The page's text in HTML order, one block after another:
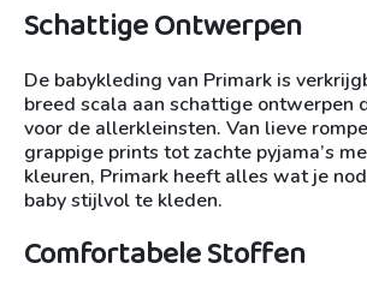
Schattige Ontwerpen
De babykleding van Primark is
breed scala aan schattige ontwerpen
voor de allerkleinsten. Van lieve
grappige prints tot zachte pyjama’s
kleuren, Primark heeft alles wat je
baby stijlvol te kleden.
Comfortabele Stoffen